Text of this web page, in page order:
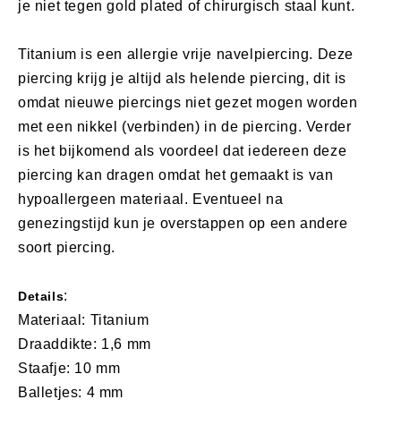
je niet tegen gold plated of chirurgisch staal kunt.
Titanium is een allergie vrije navelpiercing. Deze
piercing krijg je altijd als helende piercing, dit is
omdat nieuwe piercings niet gezet mogen worden
met een nikkel (verbinden) in de piercing. Verder
is het bijkomend als voordeel dat iedereen deze
piercing kan dragen omdat het gemaakt is van
hypoallergeen materiaal. Eventueel na
genezingstijd kun je overstappen op een andere
soort piercing.
Details:
Materiaal: Titanium
Draaddikte: 1,6 mm
Staafje: 10 mm
Balletjes: 4 mm